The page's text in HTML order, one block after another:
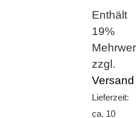
Enthält
19%
zzgl.
Versand
Lieferzeit:
ca. 10